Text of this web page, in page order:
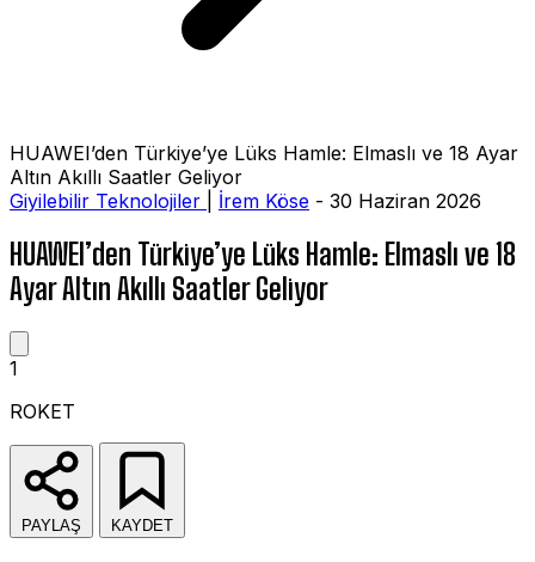
HUAWEI’den Türkiye’ye Lüks Hamle: Elmaslı ve 18 Ayar
Altın Akıllı Saatler Geliyor
Giyilebilir Teknolojiler
İrem Köse - 30 Haziran 2026
HUAWEI’den Türkiye’ye Lüks Hamle: Elmaslı ve 18
Ayar Altın Akıllı Saatler Geliyor
1
ROKET
PAYLAŞ KAYDET